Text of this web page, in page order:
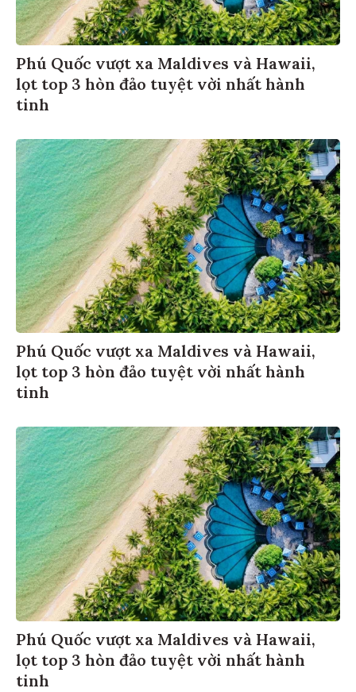
Phú Quốc vượt xa Maldives và Hawaii,
lọt top 3 hòn đảo tuyệt vời nhất hành
tinh
Phú Quốc vượt xa Maldives và Hawaii,
lọt top 3 hòn đảo tuyệt vời nhất hành
tinh
Phú Quốc vượt xa Maldives và Hawaii,
lọt top 3 hòn đảo tuyệt vời nhất hành
tinh